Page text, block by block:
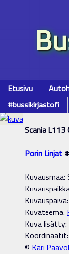
Etusivu
#bussikirjastofi
Scania L113
Porin Linjat
Kuvausmaa:
Kuvateema:
Kuva lisätty:
Koordinaatit:
© Kari